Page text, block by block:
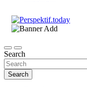
Search
Search